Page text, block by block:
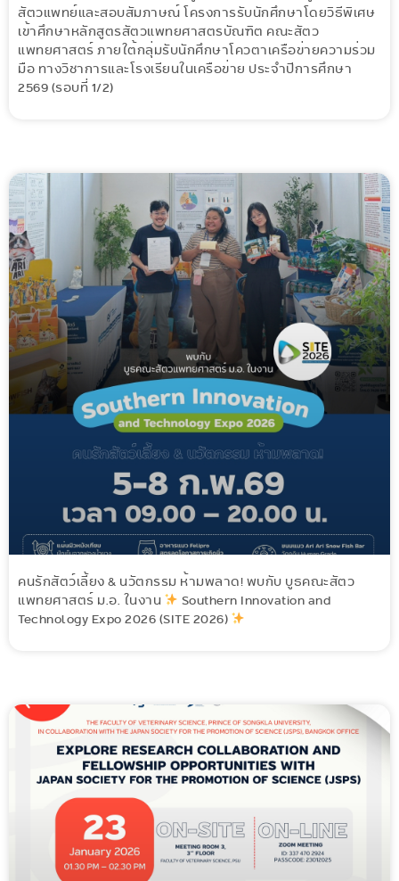
สัตวแพทย์และสอบสัมภาษณ์ โครงการรับนักศึกษาโดยวิธีพิเศษ
เข้าศึกษาหลักสูตรสัตวแพทยศาสตรบัณฑิต คณะสัตว
แพทยศาสตร์ ภายใต้กลุ่มรับนักศึกษาโควตาเครือข่ายความร่วม
มือ ทางวิชาการและโรงเรียนในเครือข่าย ประจำปีการศึกษา
2569 (รอบที่ 1/2)
คนรักสัตว์เลี้ยง & นวัตกรรม ห้ามพลาด! พบกับ บูธคณะสัตว
แพทยศาสตร์ ม.อ. ในงาน
Southern Innovation and
Technology Expo 2026 (SITE 2026)